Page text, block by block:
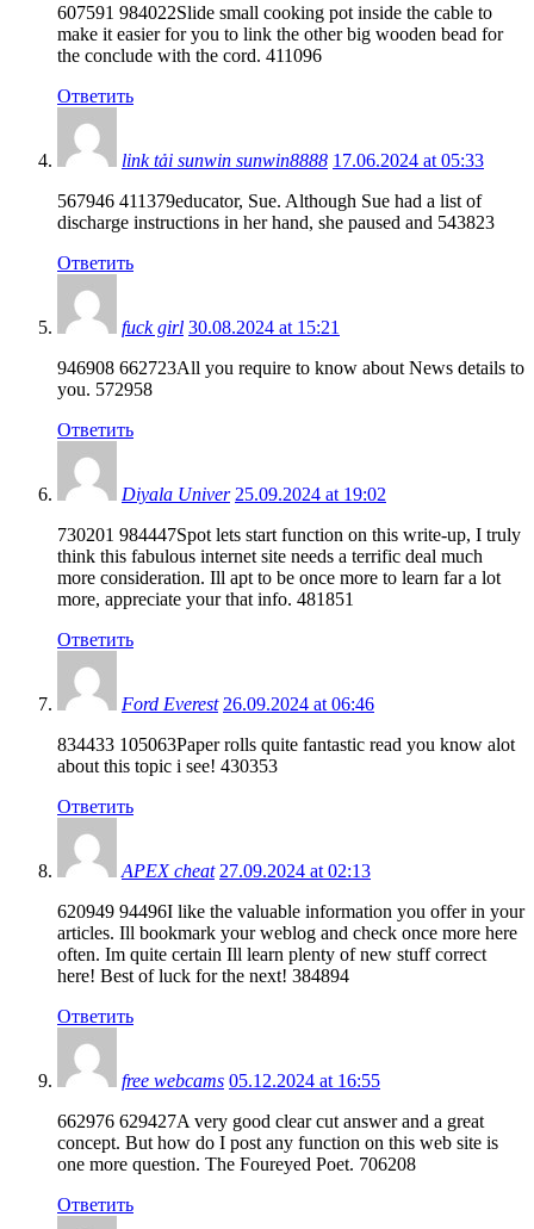
607591 984022Slide small cooking pot inside the cable to
make it easier for you to link the other big wooden bead for
the conclude with the cord. 411096
Ответить
link tải sunwin sunwin8888 17.06.2024 at 05:33
567946 411379educator, Sue. Although Sue had a list of
discharge instructions in her hand, she paused and 543823
Ответить
fuck girl 30.08.2024 at 15:21
946908 662723All you require to know about News details to
you. 572958
Ответить
Diyala Univer 25.09.2024 at 19:02
730201 984447Spot lets start function on this write-up, I truly
think this fabulous internet site needs a terrific deal much
more consideration. Ill apt to be once more to learn far a lot
more, appreciate your that info. 481851
Ответить
Ford Everest 26.09.2024 at 06:46
834433 105063Paper rolls quite fantastic read you know alot
about this topic i see! 430353
Ответить
APEX cheat 27.09.2024 at 02:13
620949 94496I like the valuable information you offer in your
articles. Ill bookmark your weblog and check once more here
often. Im quite certain Ill learn plenty of new stuff correct
here! Best of luck for the next! 384894
Ответить
free webcams 05.12.2024 at 16:55
662976 629427A very good clear cut answer and a great
concept. But how do I post any function on this web site is
one more question. The Foureyed Poet. 706208
Ответить